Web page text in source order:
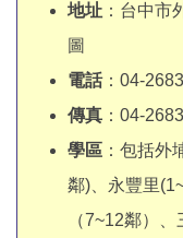
地址 ：台中市
圖
電話：04-
傳真 ：04-
學區 ：包括外
鄰)、永豐里
（7~12鄰）